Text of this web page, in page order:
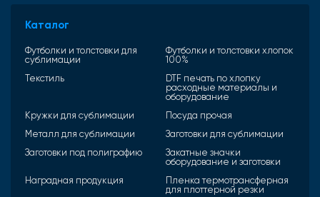
Каталог
Футболки и толстовки для
сублимации
Футболки и толстовки хлопок
100%
Текстиль
DTF печать по хлопку
расходные материалы и
оборудование
Кружки для сублимации
Посуда прочая
Металл для сублимации
Заготовки для сублимации
Заготовки под полиграфию
Закатные значки
оборудование и заготовки
Наградная продукция
Пленка термотрансферная
для плоттерной резки